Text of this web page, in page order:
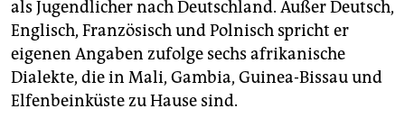
als Jugendlicher nach Deutschland. Außer Deutsch,
Englisch, Französisch und Polnisch spricht er
eigenen Angaben zufolge sechs afrikanische
Dialekte, die in Mali, Gambia, Guinea-Bissau und
Elfenbeinküste zu Hause sind.